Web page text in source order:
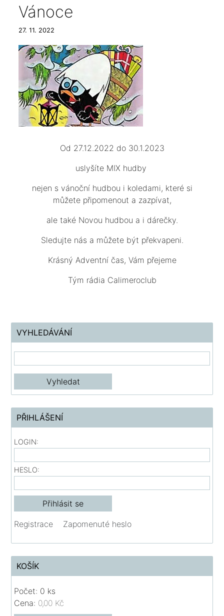
Vánoce
27. 11. 2022
Od 27.12.2022 do 30.1.2023
uslyšíte MIX hudby
nejen s vánoční hudbou i koledami, které si
můžete připomenout a zazpívat,
ale také Novou hudbou a i dárečky.
Sledujte nás a můžete být překvapeni.
Krásný Adventní čas, Vám přejeme
Tým rádia Calimeroclub
VYHLEDÁVÁNÍ
PŘIHLÁŠENÍ
LOGIN:
HESLO:
Registrace Zapomenuté heslo
KOŠÍK
Počet: 0 ks
Cena: 0,00 Kč